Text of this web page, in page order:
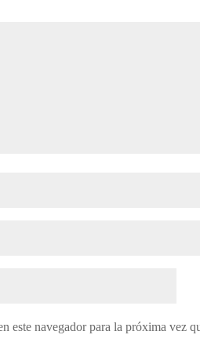
este navegador para la próxima vez